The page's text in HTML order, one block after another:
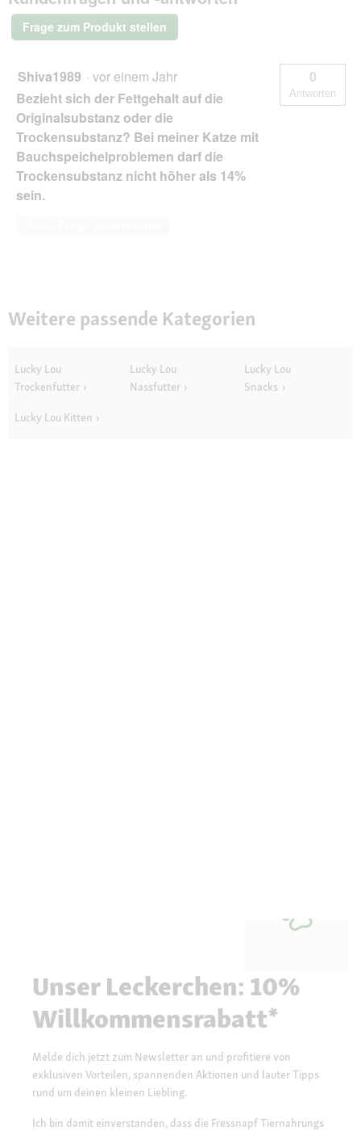
Katze
Geflügel und
Frage zum Produkt stellen
Shiva1989 · vor einem Jahr
Bezieht sich der Fettgehalt auf die
Originalsubstanz oder die
Trockensubstanz? Bei meiner Katze mit
Bauchspeichelproblemen darf die
Trockensubstanz nicht höher als 14%
sein.
0
Antworten
Weitere passende Kategorien
Lucky Lou
Trockenfutter
Lucky Lou
Nassfutter
Lucky Lou
Snacks
Lucky Lou Kitten
Unser Leckerchen: 10%
Willkommensrabatt*
Melde dich jetzt zum Newsletter an und profitiere von
exklusiven Vorteilen, spannenden Aktionen und lauter Tipps
rund um deinen kleinen Liebling.
Ich bin damit einverstanden, dass die Fressnapf Tiernahrungs